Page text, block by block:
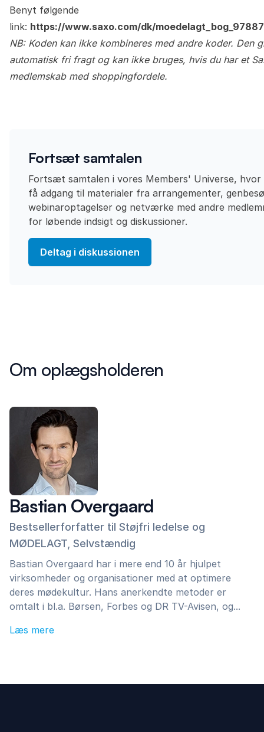
Benyt følgende
link: https://www.saxo.com/dk/
NB: Koden kan ikke kombineres med andre koder. Den
automatisk fri fragt og kan ikke bruges, hvis du har et
medlemskab med shoppingfordele.
Fortsæt samtalen
Fortsæt samtalen i vores Members' Universe, hvor
få adgang til materialer fra arrangementer,
webinaroptagelser og netværke med andre
for løbende indsigt og diskussioner.
Deltag i diskussionen
Om oplægsholderen
Bastian Overgaard
Bestsellerforfatter til Støjfri ledelse og
MØDELAGT, Selvstændig
Bastian Overgaard har i mere end 10 år hjulpet
virksomheder og organisationer med at optimere
deres mødekultur. Hans anerkendte metoder er
omtalt i bl.a. Børsen, Forbes og DR TV-Avisen, og...
Læs mere